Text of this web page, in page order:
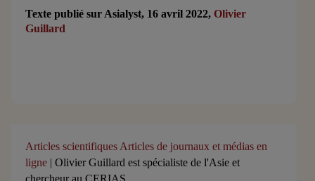
Texte publié sur Asialyst, 16 avril 2022,Olivier
Guillard
Articles scientifiquesArticles de journaux et médias en
ligne | Olivier Guillard est spécialiste de l'Asie et